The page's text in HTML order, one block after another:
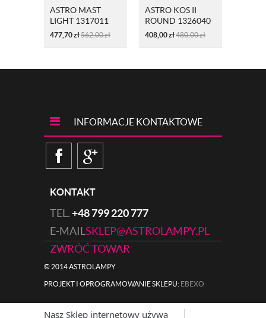
ASTRO MAST
LIGHT 1317011
CZARNY
477,70zł562,00zł
ASTRO KOS II
ROUND 1326040
CZARNY
408,00zł480,00zł
INFORMACJE KONTAKTOWE
KONTAKT
TEL.+48 799 220 777
E-MAIL SKLEP@ASTROLAMPY.PL
ZWRÓĆ TOWAR
© 2014 ASTROLAMPY
|
PROJEKT I OPROGRAMOWANIE SKLEPU: EBEXO
Nasz Sklep internetowy używa